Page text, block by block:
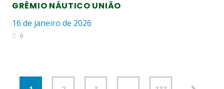
GRÊMIO NÁUTICO UNIÃO
16 de janeiro de 2026
0